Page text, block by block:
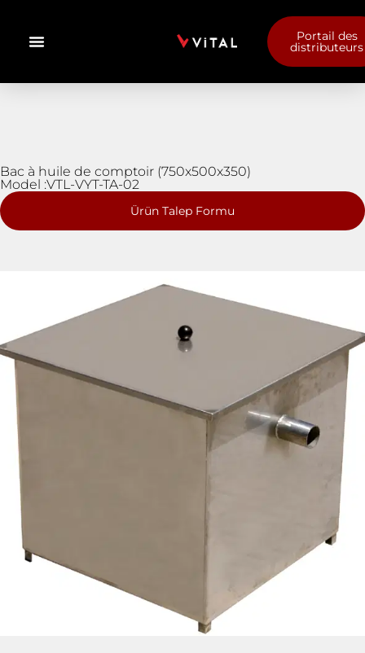
Portail des
distributeurs
Bac à huile de comptoir (750x500x350)
Model :VTL-VYT-TA-02
Ürün Talep Formu